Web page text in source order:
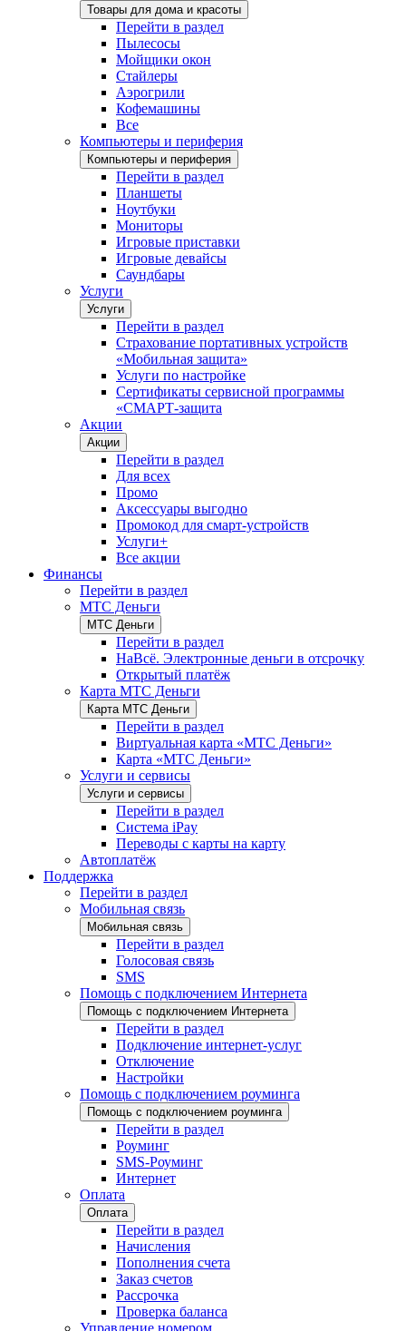
Товары для дома и красоты
Перейти в раздел
Пылесосы
Мойщики окон
Стайлеры
Аэрогрили
Кофемашины
Все
Компьютеры и периферия
Компьютеры и периферия
Перейти в раздел
Планшеты
Ноутбуки
Мониторы
Игровые приставки
Игровые девайсы
Саундбары
Услуги
Услуги
Перейти в раздел
Страхование портативных устройств
«Мобильная защита»
Услуги по настройке
Сертификаты сервисной программы
«СМАРТ-защита
Акции
Акции
Перейти в раздел
Для всех
Промо
Аксессуары выгодно
Промокод для смарт-устройств
Услуги+
Все акции
Финансы
Перейти в раздел
МТС Деньги
МТС Деньги
Перейти в раздел
НаВсё. Электронные деньги в отсрочку
Открытый платёж
Карта МТС Деньги
Карта МТС Деньги
Перейти в раздел
Виртуальная карта «МТС Деньги»
Карта «МТС Деньги»
Услуги и сервисы
Услуги и сервисы
Перейти в раздел
Система iPay
Переводы с карты на карту
Автоплатёж
Поддержка
Перейти в раздел
Мобильная связь
Мобильная связь
Перейти в раздел
Голосовая связь
SMS
Помощь с подключением Интернета
Помощь с подключением Интернета
Перейти в раздел
Подключение интернет-услуг
Отключение
Настройки
Помощь с подключением роуминга
Помощь с подключением роуминга
Перейти в раздел
Роуминг
SMS-Роуминг
Интернет
Оплата
Оплата
Перейти в раздел
Начисления
Пополнения счета
Заказ счетов
Рассрочка
Проверка баланса
Управление номером